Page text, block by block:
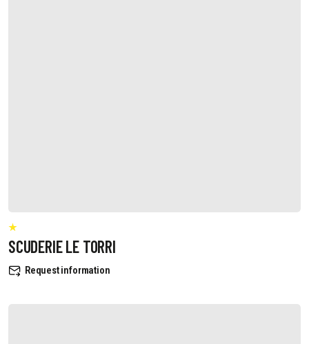
SCUDERIE LE TORRI
Request information